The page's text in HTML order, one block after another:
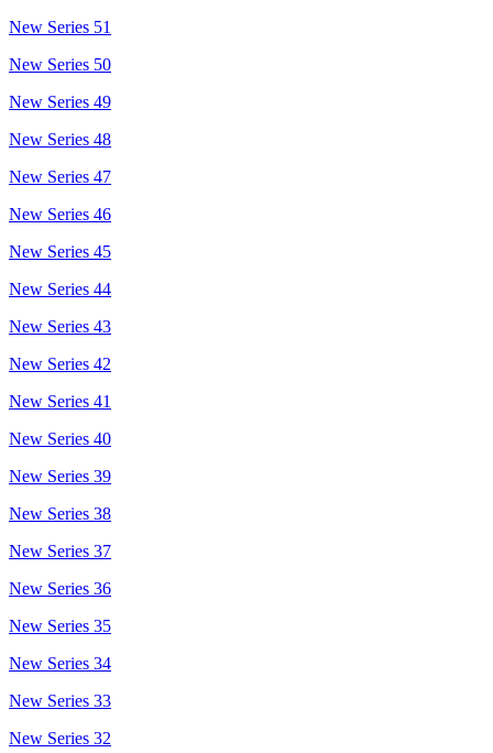
New Series 51
New Series 50
New Series 49
New Series 48
New Series 47
New Series 46
New Series 45
New Series 44
New Series 43
New Series 42
New Series 41
New Series 40
New Series 39
New Series 38
New Series 37
New Series 36
New Series 35
New Series 34
New Series 33
New Series 32